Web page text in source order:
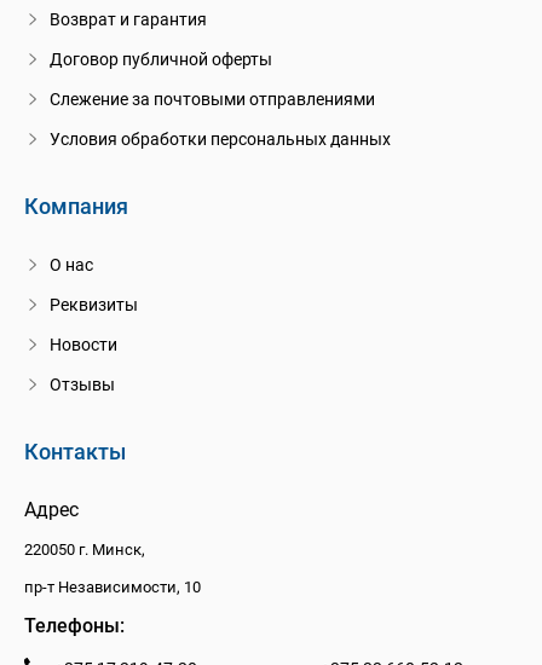
Возврат и гарантия
Договор публичной оферты
Слежение за почтовыми отправлениями
Условия обработки персональных данных
Компания
О нас
Реквизиты
Новости
Отзывы
Контакты
Адрес
220050 г. Минск,
пр-т Независимости, 10
Телефоны: